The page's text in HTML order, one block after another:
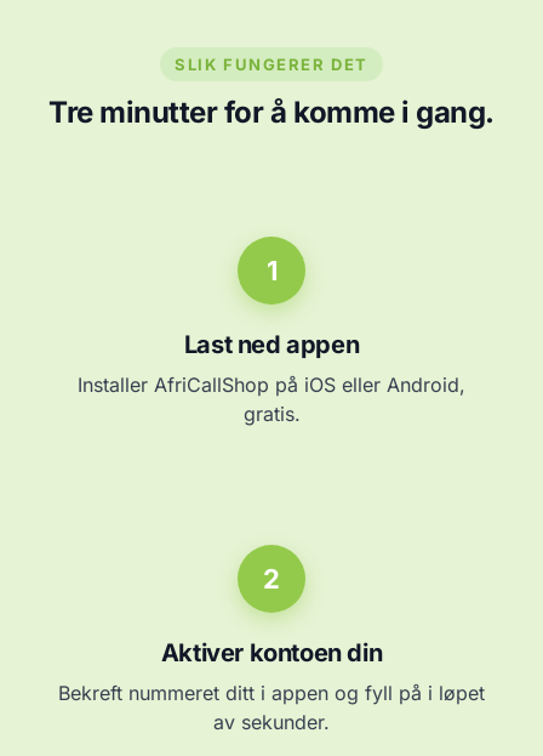
SLIK FUNGERER DET
Tre minutter for å komme i gang.
1
Last ned appen
Installer AfriCallShop på iOS eller Android,
gratis.
2
Aktiver kontoen din
Bekreft nummeret ditt i appen og fyll på i løpet
av sekunder.